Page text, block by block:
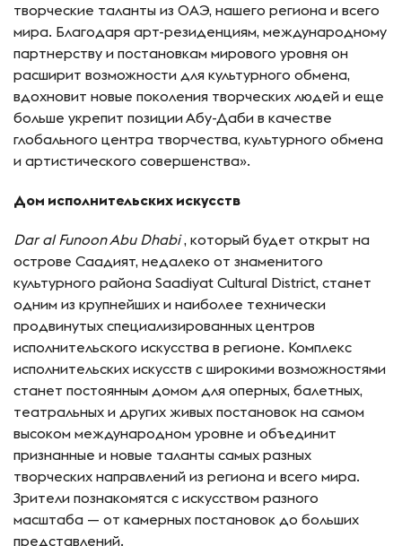
творческие таланты из ОАЭ, нашего региона и всего
мира. Благодаря арт-резиденциям, международному
партнерству и постановкам мирового уровня он
расширит возможности для культурного обмена,
вдохновит новые поколения творческих людей и еще
больше укрепит позиции Абу-Даби в качестве
глобального центра творчества, культурного обмена
и артистического совершенства».
Дом исполнительских искусств
Dar al Funoon Abu Dhabi, который будет открыт на
острове Саадият, недалеко от знаменитого
культурного района Saadiyat Cultural District, станет
одним из крупнейших и наиболее технически
продвинутых специализированных центров
исполнительского искусства в регионе. Комплекс
исполнительских искусств с широкими возможностями
станет постоянным домом для оперных, балетных,
театральных и других живых постановок на самом
высоком международном уровне и объединит
признанные и новые таланты самых разных
творческих направлений из региона и всего мира.
Зрители познакомятся с искусством разного
масштаба — от камерных постановок до больших
представлений.